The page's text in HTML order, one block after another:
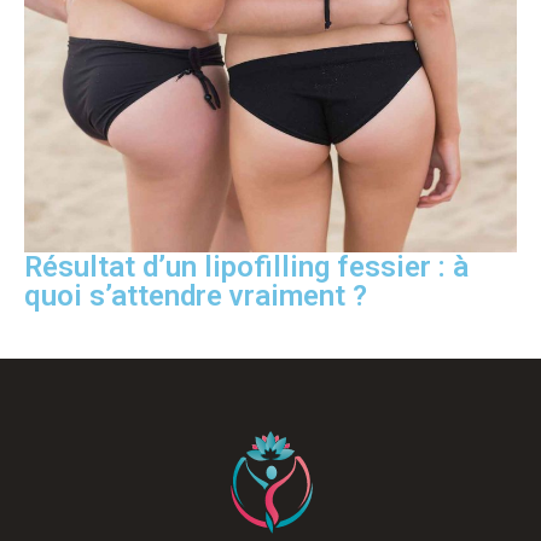
Résultat d’un lipofilling fessier : à
quoi s’attendre vraiment ?